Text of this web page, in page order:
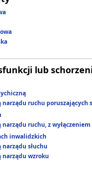
lub
ruchu poruszających
ruchu, z
inwalidzkich
słuchu
narządu wzroku